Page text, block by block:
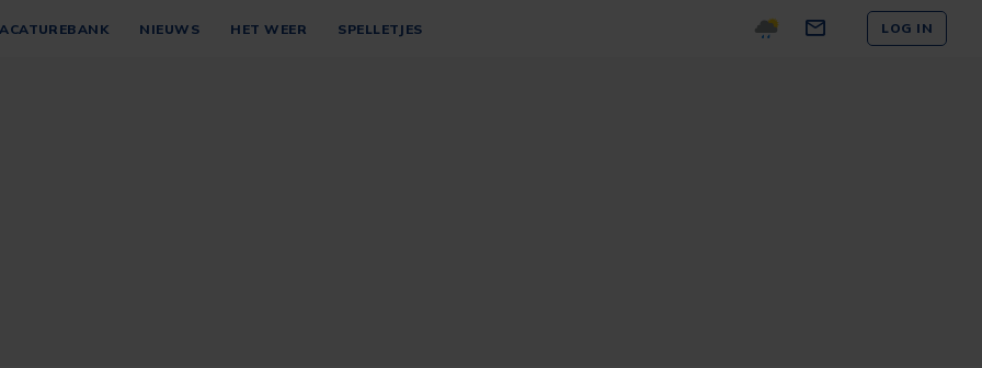
NIEUWS HET WEER SPELLETJES LOG IN